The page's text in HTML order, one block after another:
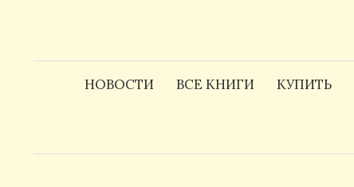
НОВОСТИ ВСЕ КНИГИ КУПИТЬ